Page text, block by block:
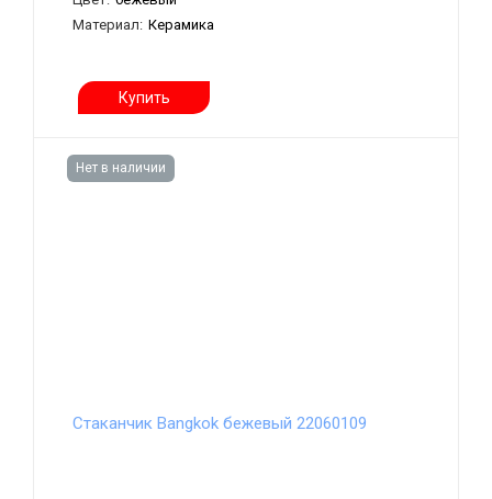
Материал: Керамика
Купить
Нет в наличии
Стаканчик Bangkok бежевый 22060109